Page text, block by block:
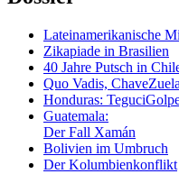
Lateinamerikanische
Zikapiade in Brasilien
40 Jahre Putsch in
Quo Vadis, ChaveZuela
Honduras:
Guatemala:
Der Fall Xamán
Bolivien im Umbruch
Der Kolumbienkonflikt